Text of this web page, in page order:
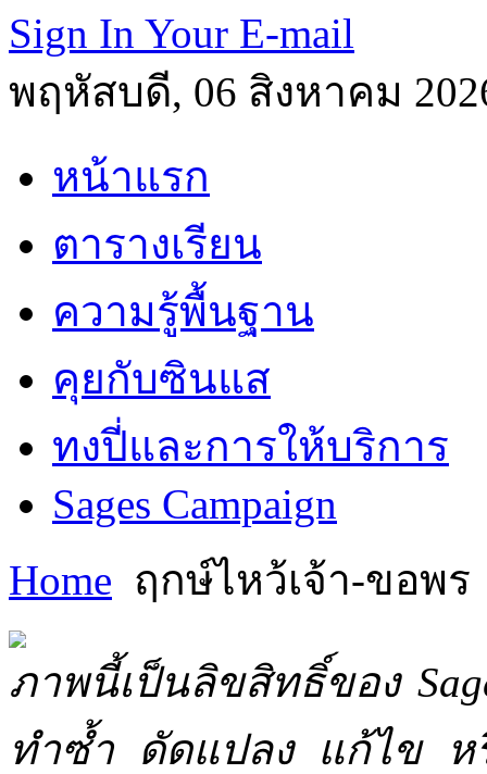
Sign In Your E-mail
พฤหัสบดี, 06 สิงหาคม
หน้าแรก
ตารางเรียน
ความรู้พื้นฐาน
คุยกับซินแส
ทงปี่และการให้บริการ
Sages Campaign
Home ฤกษ์ไหว้เจ้า-ขอพร
ภาพนี้เป็นลิขสิทธิ์ของ
ทำซ้ำ ดัดแปลง แก้ไข ห